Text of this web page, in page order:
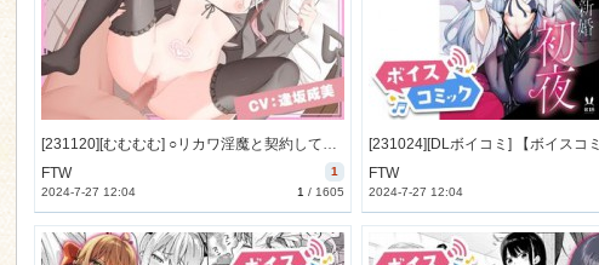
[231120][むむむむ] ○リカワ淫魔と契約してえっちなことする話【アニメ版】 [3460M] [RJ01114109]
1
FTW
1 / 1605
2024-7-27 12:04
FTW
2024-7-27 12:04